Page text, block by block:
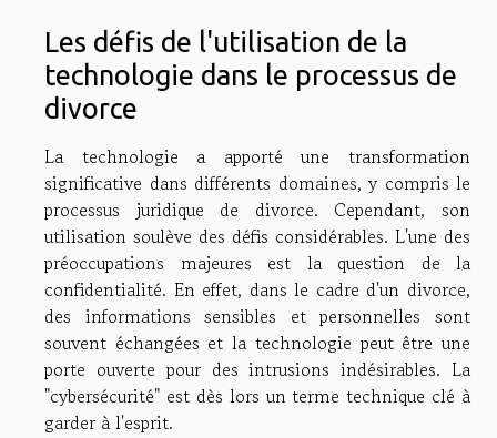
Les défis de l'utilisation de la
technologie dans le processus de
divorce
La technologie a apporté une transformation
significative dans différents domaines, y compris le
processus juridique de divorce. Cependant, son
utilisation soulève des défis considérables. L'une des
préoccupations majeures est la question de la
confidentialité. En effet, dans le cadre d'un divorce,
des informations sensibles et personnelles sont
souvent échangées et la technologie peut être une
porte ouverte pour des intrusions indésirables. La
"cybersécurité" est dès lors un terme technique clé à
garder à l'esprit.